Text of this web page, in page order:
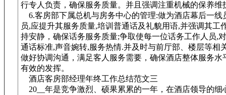
行专人负责，确保服务质量。并且强调注重机械的保养维
6.客房部下属总机与房务中心的管理:做为酒店幕后一线
员,应提升其服务质量,培训普通话及礼貌用语,并强调其工
持安静，确保话务服务质量;争取使每一位话务工作人员,
通话标准,声音婉转,服务热情.并及时与前厅部、楼层等相
做好协调沟通，满足客人服务需要，确保酒店整体服务水
有效的发挥。
酒店客房部经理年终工作总结范文三
20__年是竞争激烈、硕果累累的一年，在酒店领导的细